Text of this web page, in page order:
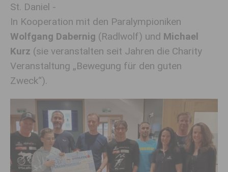
St. Daniel -
In Kooperation mit den Paralympioniken
Wolfgang Dabernig (Radlwolf) und Michael
Kurz (sie veranstalten seit Jahren die Charity
Veranstaltung „Bewegung für den guten
Zweck“).